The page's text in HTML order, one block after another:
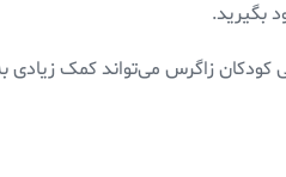
بگیرید.
کودکان زاگرس می‌تواند کمک